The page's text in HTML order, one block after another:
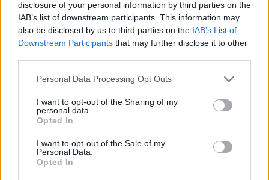
disclosure of your personal information by third parties on the
IAB’s list of downstream participants. This information may
also be disclosed by us to third parties on the IAB’s List of
Downstream Participants that may further disclose it to other
Personal Data Processing Opt Outs
I want to opt-out of the Sharing of my
personal data.
Opted In
I want to opt-out of the Sale of my
Personal Data.
Opted In
Selezioniamo per te
Il meglio di
Iscriviti alla
newsletter
Commenti